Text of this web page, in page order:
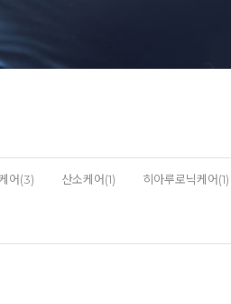
어(3) 산소케어(1) 히아루로닉케어(1)